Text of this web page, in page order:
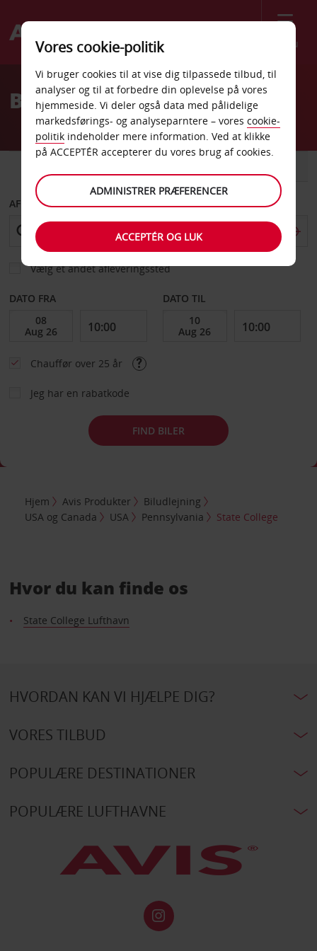
Menu
Welcome
AvisBilleje State College
AFHENT FRA
Vælg et andet afleveringssted
DATO FRA DATO TIL
Chauffør over 25 år
Jeg har en rabatkode
FIND BILER
Hjem Avis Produkter
Biludlejning
USA og Canada
USA Pennsylvania State College
Hvor du kan finde os
State College Lufthavn
HVORDAN KAN VI HJÆLPE DIG?
VORES TILBUD
POPULÆRE DESTINATIONER
POPULÆRE LUFTHAVNE
Vores cookie-politik
Vi bruger cookies til at vise dig tilpassede tilbud, til
analyser og til at forbedre din oplevelse på vores
hjemmeside. Vi deler også data med pålidelige
markedsførings- og analyseparntere – vores cookie-
politik indeholder mere information. Ved at klikke
på ACCEPTÉR accepterer du vores brug af cookies.
ADMINISTRER PRÆFERENCER
ACCEPTÉR OG LUK